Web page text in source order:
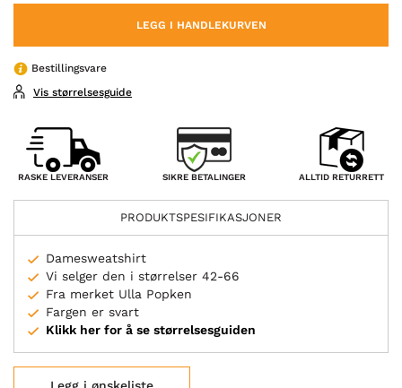
LEGG I HANDLEKURVEN
Bestillingsvare
Vis størrelsesguide
RASKE LEVERANSER SIKRE BETALINGER ALLTID RETURRETT
PRODUKTSPESIFIKASJONER
Damesweatshirt
Vi selger den i størrelser 42-66
Fra merket Ulla Popken
Fargen er svart
Klikk her for å se størrelsesguiden
Legg i ønskeliste